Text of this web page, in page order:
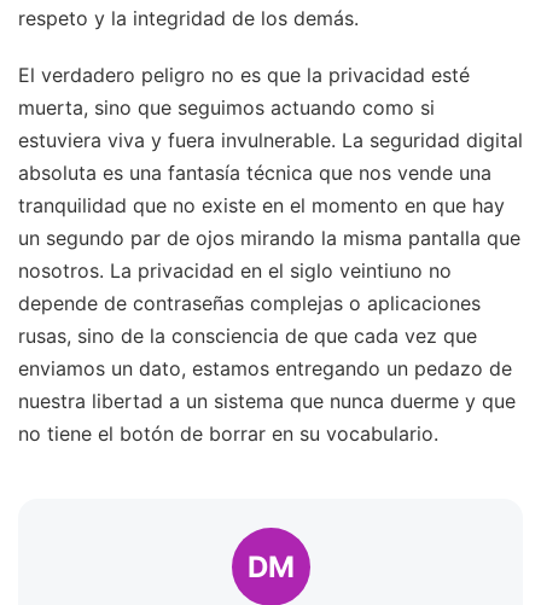
respeto y la integridad de los demás.
El verdadero peligro no es que la privacidad esté
muerta, sino que seguimos actuando como si
estuviera viva y fuera invulnerable. La seguridad digital
absoluta es una fantasía técnica que nos vende una
tranquilidad que no existe en el momento en que hay
un segundo par de ojos mirando la misma pantalla que
nosotros. La privacidad en el siglo veintiuno no
depende de contraseñas complejas o aplicaciones
rusas, sino de la consciencia de que cada vez que
enviamos un dato, estamos entregando un pedazo de
nuestra libertad a un sistema que nunca duerme y que
no tiene el botón de borrar en su vocabulario.
DM